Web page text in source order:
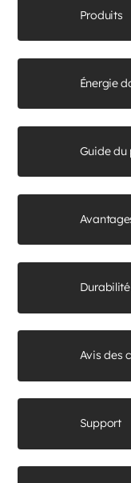
Produits
Énergie
Guide du
Durabilité
Avis des
Support